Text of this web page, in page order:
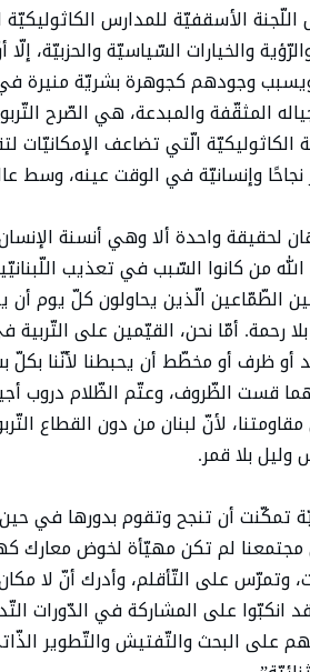
الأسقفيّة للمدارس الكاثوليكيّة
والخيارات السّياسيّة
وجودهم كجوهرة بشريّة منيرة في
المثقّفة والمبدعة، هي الصّرح
الّتي تضاعف
نجاحًا وإنسانيّة في الوقت عينه، وسط
لحقيقة واحدة ألا وهي أنسنة
من كانوا السّبب في تعذيب
الطّمّاعين الّذين يحاولون كلّ يوم
رحمة. أمّا نحن، القيّمين على
أو ظرف أو مخطّط أن يحبطنا لأنّنا بكلّ
قست الظّروف، وعتّم الظّلام دروب
لأنّ لبنان من دون القطاع
وليل بلا قمر.
تمكّنت أن تنجح وتقوم بدورها في
لم تكن مهيّأة لخوض معارك
وتمرّس على التّأقلم، وأدرك أنّ لا
انكبّوا على المشاركة في الدّورات
على البحث والتّفتيش والتّطوير